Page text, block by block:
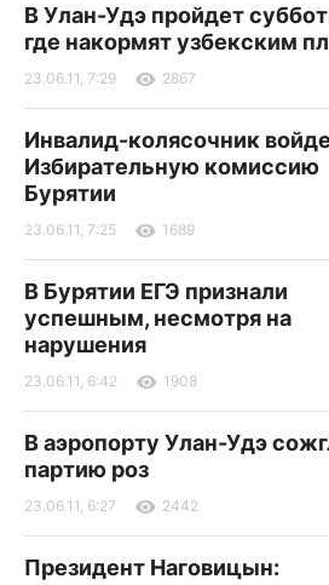
В Улан-Удэ пройдет
где накормят узбекским
23.06.11, 7:29 2867
Инвалид-колясочник
Избирательную комиссию
Бурятии
23.06.11, 7:25 1689
В Бурятии ЕГЭ признали
успешным, несмотря на
нарушения
23.06.11, 6:42 1908
В аэропорту Улан-Удэ
партию роз
23.06.11, 6:27 2442
Президент Наговицын: